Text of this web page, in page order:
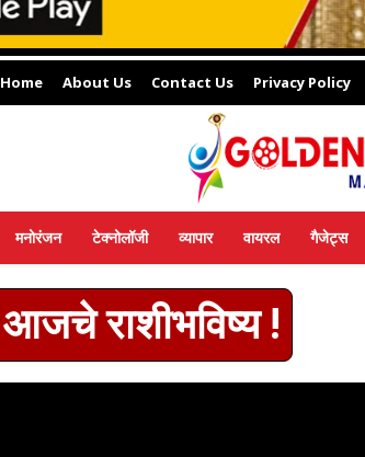
Home About Us Contact Us Privacy Policy
मनोरंजन टेक्नोलॉजी व्यापार वायरल गैजेट्स
आजचे राशीभविष्य !